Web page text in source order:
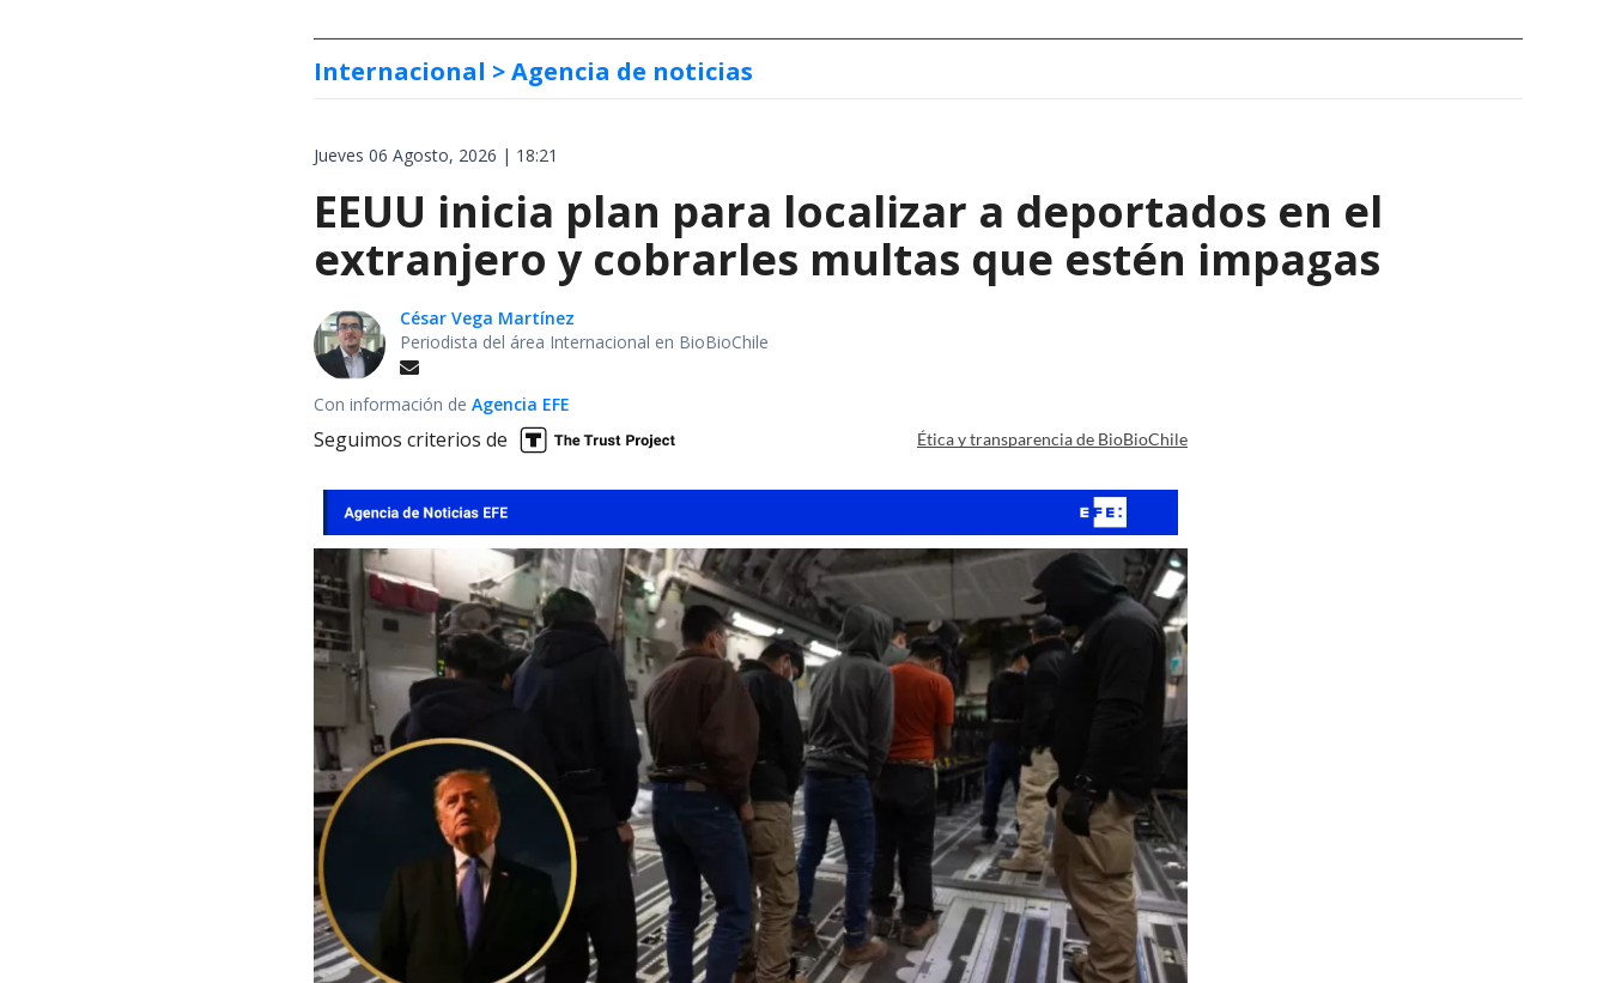
Internacional > Agencia de noticias
Jueves 06 Agosto, 2026 | 18:21
EEUU inicia plan para localizar a deportados en el
extranjero y cobrarles multas que estén impagas
César Vega Martínez
Periodista del área Internacional en BioBioChile
Con información de Agencia EFE
Seguimos criterios de Ética y transparencia de BioBioChile